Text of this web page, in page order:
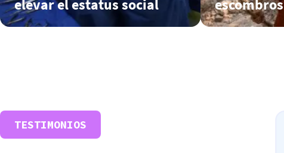
elevar el estatus social
escombros
TESTIMONIOS